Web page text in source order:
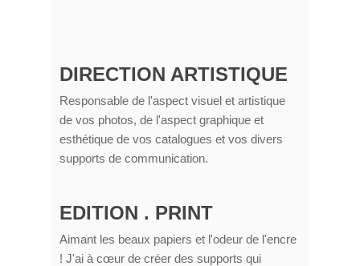
DIRECTION ARTISTIQUE
Responsable de l'aspect visuel et artistique
de vos photos, de l'aspect graphique et
esthétique de vos catalogues et vos divers
supports de communication.
EDITION . PRINT
Aimant les beaux papiers et l'odeur de l'encre
! J'ai à cœur de créer des supports qui